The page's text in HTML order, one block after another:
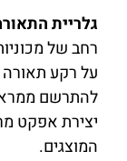
גלריית
רחב של
על רקע תאורה
להתרשם
יצירת אפקט
המוצגים.